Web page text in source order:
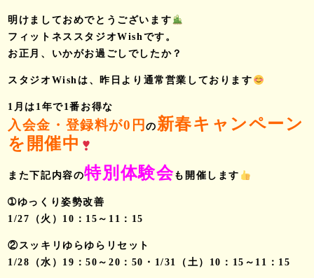
明けましておめでとうございます
フィットネススタジオWishです。
お正月、いかがお過ごしでしたか？
スタジオWishは、昨日より通常営業しております
1月は1年で1番お得な
入会金・登録料が0円の 新春キャンペーン
を開催中
また下記内容の特別体験会も開催します
➀ゆっくり姿勢改善
1/27（火）10：15～11：15
②スッキリゆらゆらリセット
1/28（水）19：50～20：50・1/31（土）10：15～11：15